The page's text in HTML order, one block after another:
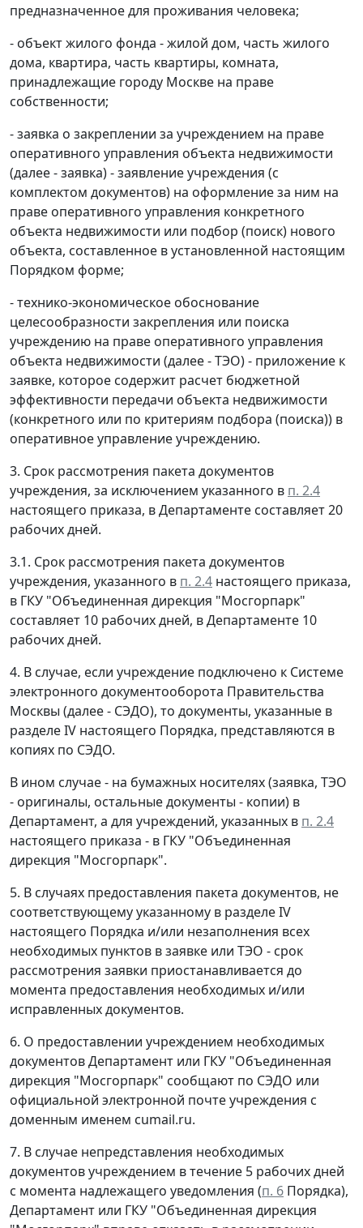
предназначенное для проживания человека;
- объект жилого фонда - жилой дом, часть жилого
дома, квартира, часть квартиры, комната,
принадлежащие городу Москве на праве
собственности;
- заявка о закреплении за учреждением на праве
оперативного управления объекта недвижимости
(далее - заявка) - заявление учреждения (с
комплектом документов) на оформление за ним на
праве оперативного управления конкретного
объекта недвижимости или подбор (поиск) нового
объекта, составленное в установленной настоящим
Порядком форме;
- технико-экономическое обоснование
целесообразности закрепления или поиска
учреждению на праве оперативного управления
объекта недвижимости (далее - ТЭО) - приложение к
заявке, которое содержит расчет бюджетной
эффективности передачи объекта недвижимости
(конкретного или по критериям подбора (поиска)) в
оперативное управление учреждению.
3. Срок рассмотрения пакета документов
учреждения, за исключением указанного в п. 2.4
настоящего приказа, в Департаменте составляет 20
рабочих дней.
3.1. Срок рассмотрения пакета документов
учреждения, указанного в п. 2.4 настоящего приказа,
в ГКУ "Объединенная дирекция "Мосгорпарк"
составляет 10 рабочих дней, в Департаменте 10
рабочих дней.
4. В случае, если учреждение подключено к Системе
электронного документооборота Правительства
Москвы (далее - СЭДО), то документы, указанные в
разделе IV настоящего Порядка, представляются в
копиях по СЭДО.
В ином случае - на бумажных носителях (заявка, ТЭО
- оригиналы, остальные документы - копии) в
Департамент, а для учреждений, указанных в п. 2.4
настоящего приказа - в ГКУ "Объединенная
дирекция "Мосгорпарк".
5. В случаях предоставления пакета документов, не
соответствующему указанному в разделе IV
настоящего Порядка и/или незаполнения всех
необходимых пунктов в заявке или ТЭО - срок
рассмотрения заявки приостанавливается до
момента предоставления необходимых и/или
исправленных документов.
6. О предоставлении учреждением необходимых
документов Департамент или ГКУ "Объединенная
дирекция "Мосгорпарк" сообщают по СЭДО или
официальной электронной почте учреждения с
доменным именем cumail.ru.
7. В случае непредставления необходимых
документов учреждением в течение 5 рабочих дней
с момента надлежащего уведомления (п. 6 Порядка),
Департамент или ГКУ "Объединенная дирекция